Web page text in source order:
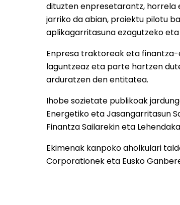
dituzten enpresetarantz, horrela
jarriko da abian, proiektu pilotu
aplikagarritasuna ezagutzeko
Enpresa traktoreak eta finantza-
laguntzeaz eta parte hartzen
arduratzen den entitatea.
Ihobe sozietate publikoak
Energetiko eta Jasangarritasun
Finantza Sailarekin eta
Ekimenak kanpoko aholkulari
Corporationek eta Eusko